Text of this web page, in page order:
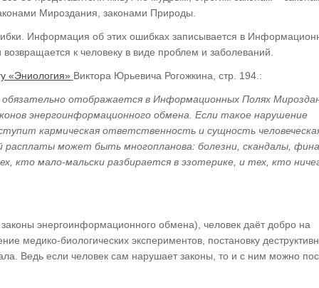
Мироздания, законами Природы.
Информация об этих ошибках записывается в
к человеку в виде проблем и заболеваний.
«Эниология» Виктора Юрьевича Рогожкина, стр. 194.:
отображается в Информационных Полях
энергоинформационного обмена. Если такое нарушение
кармическая ответственность и сущность
может быть многопланова: болезни, скандалы,
кто мало-мальски разбирается в эзотерике, и тех, кто
энергоинформационного обмена), человек даёт добро на
медико-биологических экспериментов, постановку
Ведь если человек сам нарушает законы, то и с ним можно